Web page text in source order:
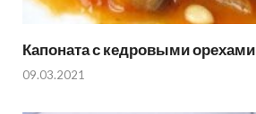
Капоната с кедровыми орехами
09.03.2021